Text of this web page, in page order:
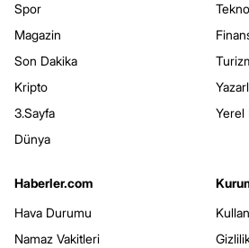
Spor
Magazin
Son Dakika
Kripto
3.Sayfa
Dünya
Yerel
Haberler.com
Hava Durumu
Namaz Vakitleri